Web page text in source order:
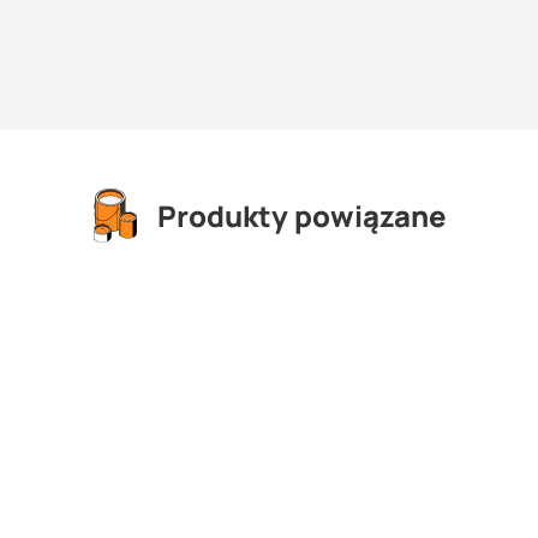
Dodać emulsję KÖSTER SB Haftemulsion do wody zarobowej w
wymieszać z wodą w proporcji 1:2; a następnie tak przygotowany
(1:2), rozmieszać do konsystencji szlamu i nanieść twardą
dla materiałów uszczelniających musi schnąć przez co najmniej 24
Produkty powiązane